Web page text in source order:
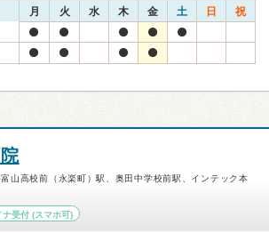
月 火 水 木 金 土 日 祝
山高校前（永楽町）駅、奥田中学校前駅、インテック本
ナ受付(スマホ可)